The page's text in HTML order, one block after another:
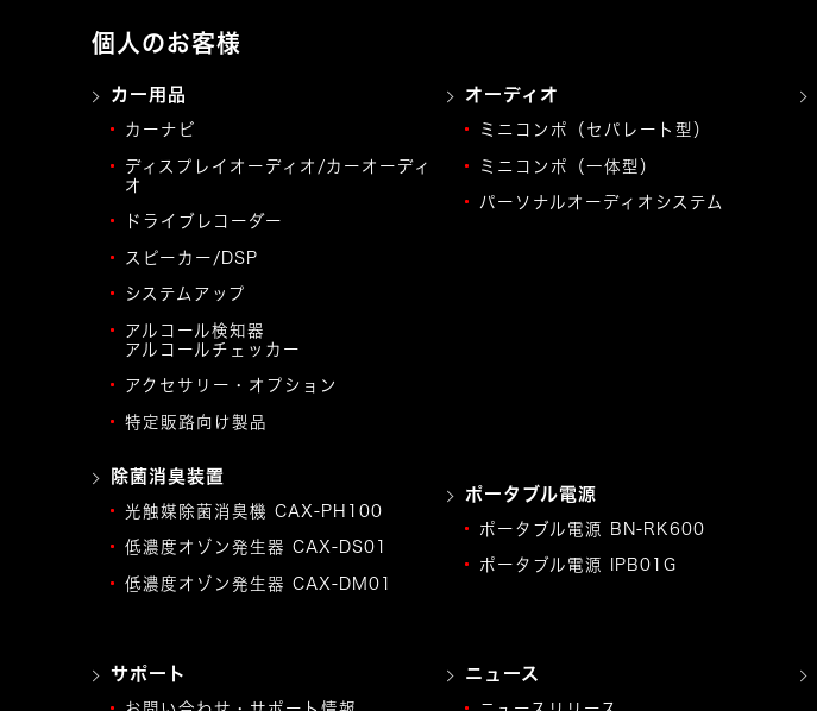
個人のお客様
カー用品
カーナビ
ディスプレイオーディオ/カーオーディ
オ
ドライブレコーダー
スピーカー/DSP
システムアップ
アルコール検知器
アルコールチェッカー
アクセサリー・オプション
特定販路向け製品
オーディオ
ミニコンポ（セパレート型）
ミニコンポ（一体型）
パーソナルオーディオシステム
除菌消臭装置
光触媒除菌消臭機 CAX-PH100
低濃度オゾン発生器 CAX-DS01
低濃度オゾン発生器 CAX-DM01
ポータブル電源
ポータブル電源 BN-RK600
ポータブル電源 IPB01G
サポート ニュース